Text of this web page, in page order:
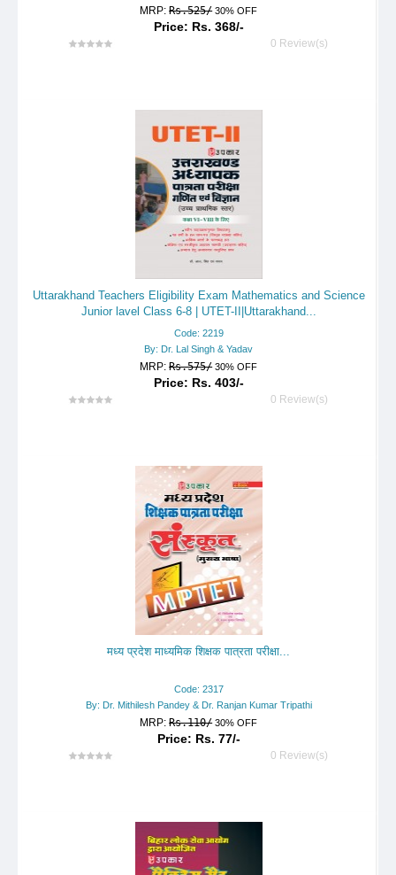
MRP:Rs.525/ 30% OFF
Price: Rs. 368/-
0 Review(s)
Uttarakhand Teachers Eligibility Exam Mathematics and Science
Junior lavel Class 6-8 | UTET-II|Uttarakhand...
Code: 2219
By: Dr. Lal Singh & Yadav
MRP:Rs.575/ 30% OFF
Price: Rs. 403/-
0 Review(s)
मध्य प्रदेश माध्यमिक शिक्षक पात्रता परीक्षा...
Code: 2317
By: Dr. Mithilesh Pandey & Dr. Ranjan Kumar Tripathi
MRP:Rs.110/ 30% OFF
Price: Rs. 77/-
0 Review(s)